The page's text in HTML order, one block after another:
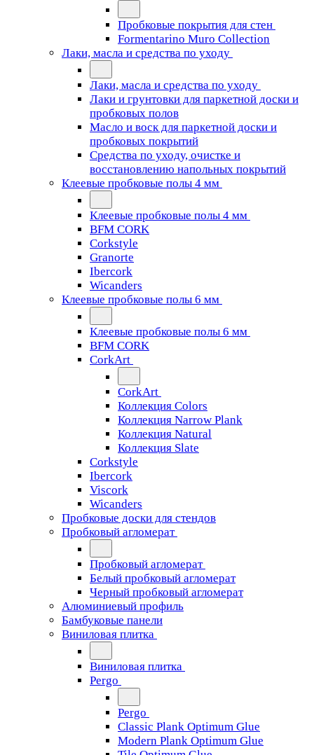
Пробковые покрытия для стен
Formentarino Muro Collection
Лаки, масла и средства по уходу
Лаки, масла и средства по уходу
Лаки и грунтовки для паркетной доски и
пробковых полов
Масло и воск для паркетной доски и
пробковых покрытий
Средства по уходу, очистке и
восстановлению напольных покрытий
Клеевые пробковые полы 4 мм
Клеевые пробковые полы 4 мм
BFM CORK
Corkstyle
Granorte
Ibercork
Wicanders
Клеевые пробковые полы 6 мм
Клеевые пробковые полы 6 мм
BFM CORK
CorkArt
CorkArt
Коллекция Colors
Коллекция Narrow Plank
Коллекция Natural
Коллекция Slate
Corkstyle
Ibercork
Viscork
Wicanders
Пробковые доски для стендов
Пробковый агломерат
Пробковый агломерат
Белый пробковый агломерат
Черный пробковый агломерат
Алюминиевый профиль
Бамбуковые панели
Виниловая плитка
Виниловая плитка
Pergo
Pergo
Classic Plank Optimum Glue
Modern Plank Optimum Glue